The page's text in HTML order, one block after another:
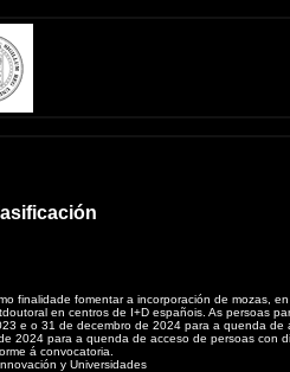
finalidade fomentar a incorporación de mozas,
en centros de I+D españois. As persoas
e o 31 de decembro de 2024 para a quenda de
2024 para a quenda de acceso de persoas con
á convocatoria.
y Universidades